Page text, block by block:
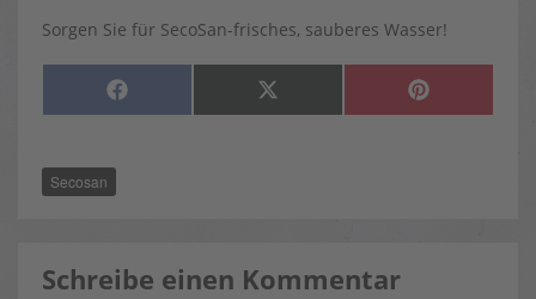
Sorgen Sie für SecoSan-frisches, sauberes Wasser!
SHARE
F
A
SHARE
X
(
SHARE
P
I
Secosan
Schreibe einen Kommentar